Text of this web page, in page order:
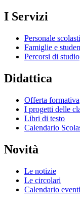
I Servizi
Personale
Famiglie e
Percorsi di studio
Didattica
Offerta formativa
I progetti delle
Libri di testo
Calendario
Novità
Le notizie
Le circolari
Calendario eventi